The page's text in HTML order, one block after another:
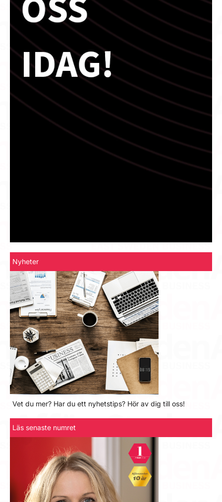
Nyheter
Vet du mer? Har du ett nyhetstips? Hör av dig till oss!
Läs senaste numret